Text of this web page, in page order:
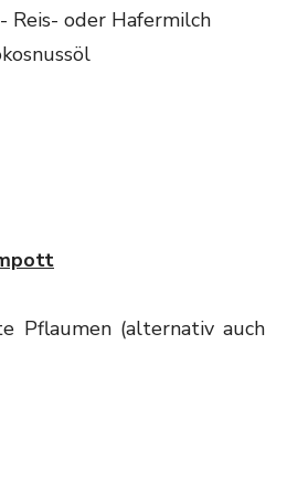
Reis- oder Hafermilch
Pflaumen (alternativ auch